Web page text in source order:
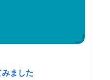
ました